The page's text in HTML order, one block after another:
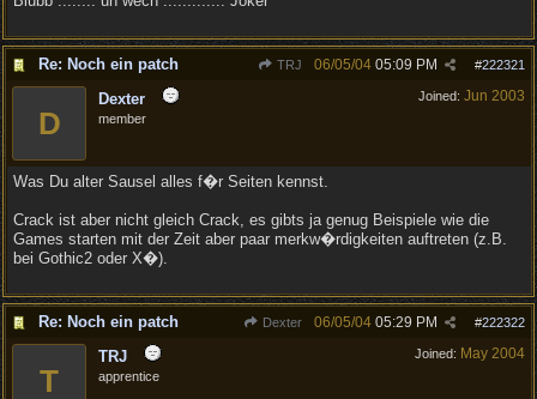
Re: Noch ein patch TRJ #222321
06/05/04 05:09 PM
Joined: Jun 2003
D
Dexter
member
Was Du alter Sausel alles f�r Seiten kennst.
Crack ist aber nicht gleich Crack, es gibts ja genug Beispiele wie die
Games starten mit der Zeit aber paar merkw�rdigkeiten auftreten (z.B.
bei Gothic2 oder X�).
Re: Noch ein patch Dexter #222322
06/05/04 05:29 PM
Joined: May 2004
T
TRJ
apprentice